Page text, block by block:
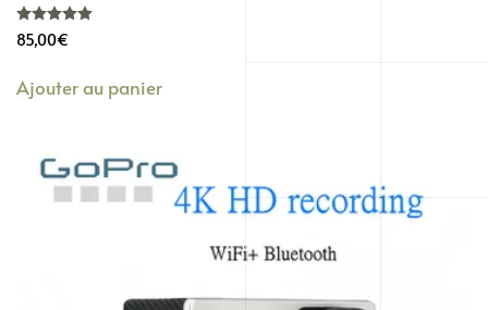
85,00€
Ajouter au panier